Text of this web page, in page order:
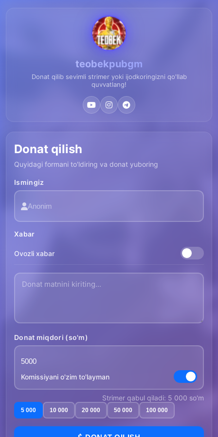
teobekpubgm
Donat qilib sevimli strimer yoki ijodkoringizni qo'llab
quvvatlang!
Donat qilish
Quyidagi formani to'ldiring va donat yuboring
Ismingiz
Xabar
Ovozli xabar
Donat miqdori (so'm)
Komissiyani o'zim to'layman
Strimer qabul qiladi: 5 000 so'm
5 000 10 000 20 000 50 000 100 000